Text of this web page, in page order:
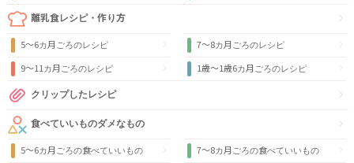
離乳食レシピ・作り方
5～6カ月ごろのレシピ 7～8カ月ごろのレシピ
9〜11カ月ごろのレシピ 1歳〜1歳6カ月ごろのレシピ
クリップしたレシピ
食べていいものダメなもの
5～6カ月ごろの食べていいもの 7～8カ月ごろの食べていいもの